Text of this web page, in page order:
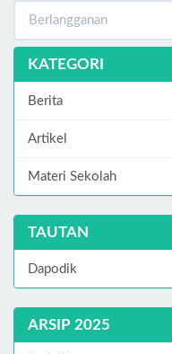
KATEGORI
Berita
Artikel
Materi Sekolah
TAUTAN
Dapodik
ARSIP 2025